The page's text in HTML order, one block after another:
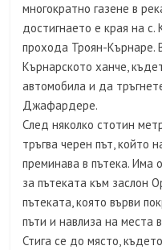
многократно газене в
достигнаето е края на с.
прохода Троян-Кърнаре.
Кърнарското ханче,
автомобила и да
Джафардере.
След няколко стотин
тръгва черен път, който
преминава в пътека. Има
за пътеката към заслон
пътеката, която върви
пъти и навлиза на места
Стига се до място,